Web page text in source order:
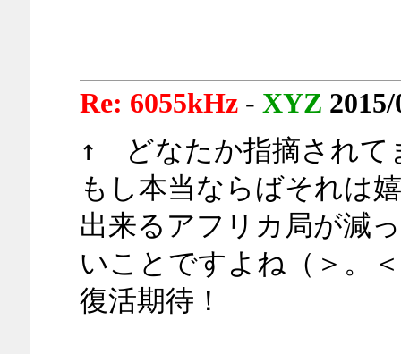
Re: 6055kHz- XYZ
↑　どなたか指摘され
もし本当ならばそれは
出来るアフリカ局が減
いことですよね（＞。＜
復活期待！